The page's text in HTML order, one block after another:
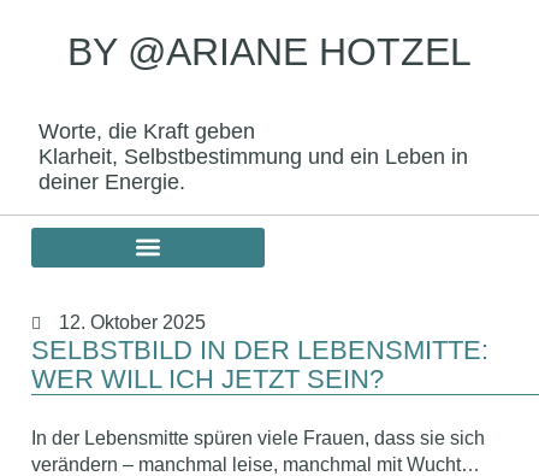
BY @ARIANE HOTZEL
Worte, die Kraft geben
Klarheit, Selbstbestimmung und ein Leben in
deiner Energie.
12. Oktober 2025
SELBSTBILD IN DER LEBENSMITTE:
WER WILL ICH JETZT SEIN?
In der Lebensmitte spüren viele Frauen, dass sie sich
verändern – manchmal leise, manchmal mit Wucht…